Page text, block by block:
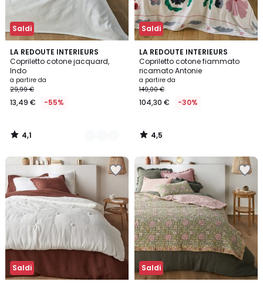
Saldi
LA REDOUTE INTERIEURS
Copriletto cotone jacquard,
Indo
a partire da
29,99 €
13,49 € -55%
4,1
/ 5
6
Colori
4,1
/
Saldi
LA REDOUTE INTERIEURS
Copriletto cotone fiammato
ricamato Antonie
a partire da
149,00 €
104,30 € -30%
4,5
/ 5
4,5
/
Saldi Saldi